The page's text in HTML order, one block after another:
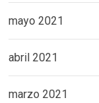
mayo 2021
abril 2021
marzo 2021